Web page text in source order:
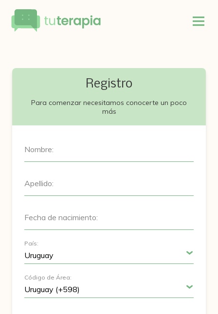
Registro
Para comenzar necesitamos conocerte un poco
más
Nombre:
Apellido:
Fecha de nacimiento:
País:
Código de Área: